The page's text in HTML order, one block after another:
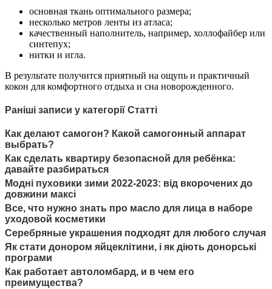
основная ткань оптимального размера;
несколько метров ленты из атласа;
качественный наполнитель, например, холлофайбер или
синтепух;
нитки и игла.
В результате получится приятный на ощупь и практичный
кокон для комфортного отдыха и сна новорожденного.
Раніші записи у категорії Статті
Как делают самогон? Какой самогонный аппарат
выбрать?
Как сделать квартиру безопасной для ребёнка:
давайте разбираться
Модні пуховики зими 2022-2023: від вкорочених до
довжини максі
Все, что нужно знать про масло для лица в наборе
уходовой косметики
Серебряные украшения подходят для любого случая
Як стати донором яйцеклітини, і як діють донорські
програми
Как работает автоломбард, и в чем его
преимущества?